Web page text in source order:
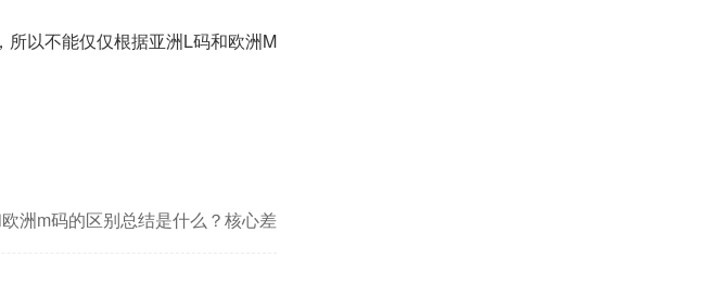
以不能仅仅根据亚洲L码和欧洲M
洲m码的区别总结是什么？核心差